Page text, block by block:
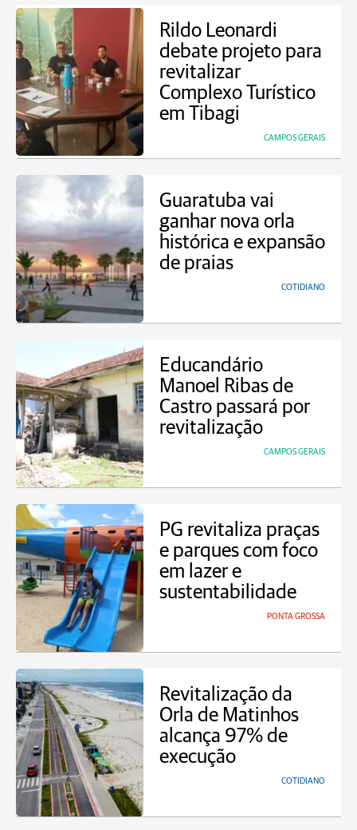
Rildo Leonardi
debate projeto para
revitalizar
Complexo Turístico
em Tibagi
CAMPOS GERAIS
Guaratuba vai
ganhar nova orla
histórica e expansão
de praias
COTIDIANO
Educandário
Manoel Ribas de
Castro passará por
revitalização
CAMPOS GERAIS
PG revitaliza praças
e parques com foco
em lazer e
sustentabilidade
PONTA GROSSA
Revitalização da
Orla de Matinhos
alcança 97% de
execução
COTIDIANO